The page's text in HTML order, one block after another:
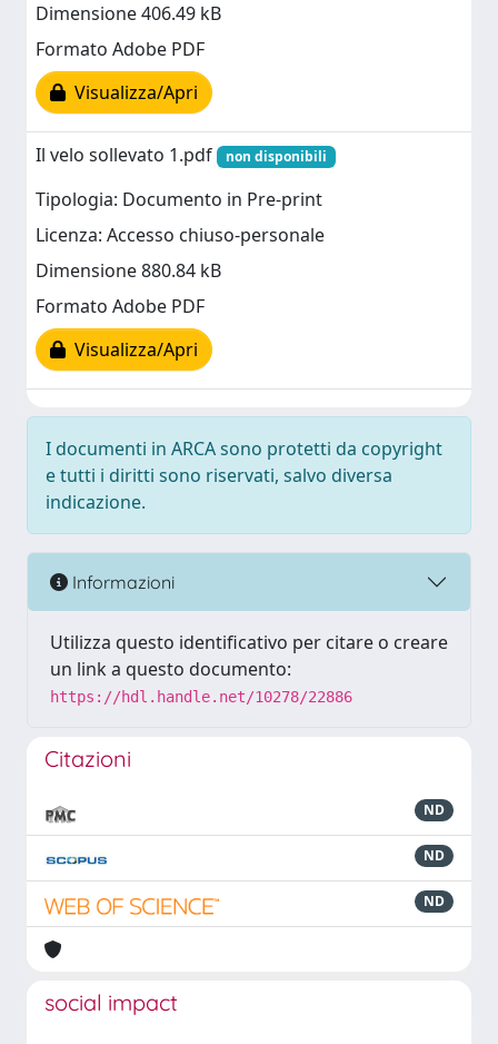
Dimensione 406.49 kB
Formato Adobe PDF
Visualizza/Apri
Il velo sollevato 1.pdf non disponibili
Tipologia: Documento in Pre-print
Licenza: Accesso chiuso-personale
Dimensione 880.84 kB
Formato Adobe PDF
Visualizza/Apri
I documenti in ARCA sono protetti da copyright
e tutti i diritti sono riservati, salvo diversa
indicazione.
Informazioni
Utilizza questo identificativo per citare o creare
un link a questo documento:
https://hdl.handle.net/10278/22886
Citazioni
ND
ND
ND
social impact